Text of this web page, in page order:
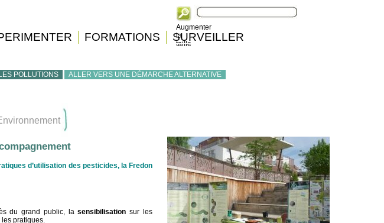
Augmenter
la
taille
FORMATIONS SURVEILLER
POLLUTIONS ALLER VERS UNE DÉMARCHE ALTERNATIVE
d’utilisation des pesticides, la Fredon
du grand public, lasensibilisation sur les
les pratiques.